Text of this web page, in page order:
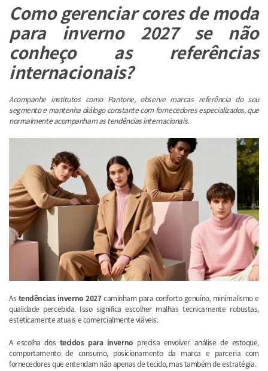
Como gerenciar cores de moda
para inverno 2027 se não
conheço as referências
internacionais?
Acompanhe institutos como Pantone, observe marcas referência do seu
segmento e mantenha diálogo constante com fornecedores especializados, que
normalmente acompanham as tendências internacionais.
As tendências inverno 2027caminham para conforto genuíno, minimalismo e
qualidade percebida. Isso significa escolher malhas tecnicamente robustas,
esteticamente atuais e comercialmente viáveis.
A escolha dos tecidos para inverno precisa envolver análise de estoque,
comportamento de consumo, posicionamento da marca e parceria com
fornecedores que entendam não apenas de tecido, mas também de estratégia.